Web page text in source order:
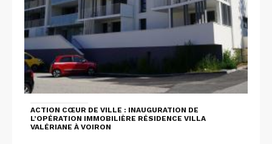
ACTION CŒUR DE VILLE : INAUGURATION DE
L’OPÉRATION IMMOBILIÈRE RÉSIDENCE VILLA
VALÉRIANE À VOIRON